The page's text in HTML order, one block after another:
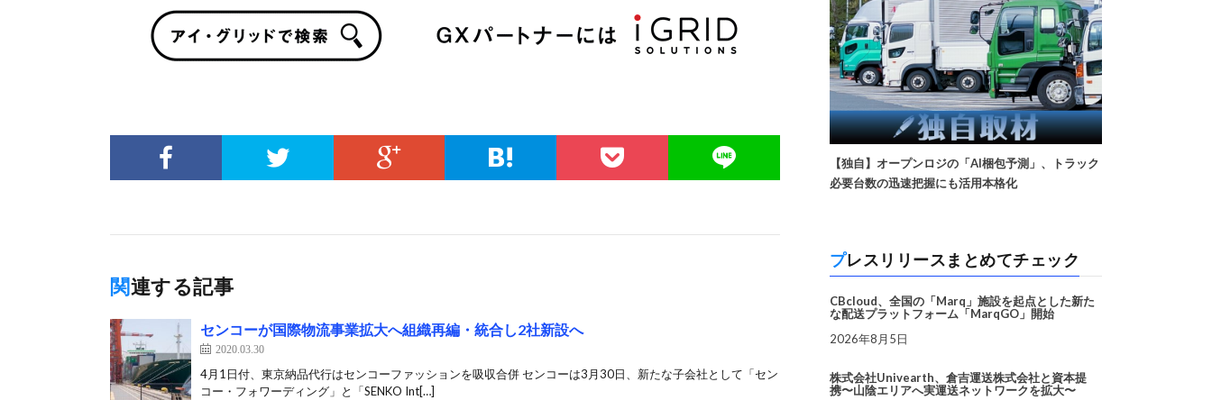
関連する記事
センコーが国際物流事業拡大へ組織再編・統合し2社新設へ
2020.03.30
4月1日付、東京納品代行はセンコーファッションを吸収合併 センコーは3月30日、新たな子会社として「セン
コー・フォワーディング」と「SENKO Int[…]
【独自】オープンロジの「AI梱包予測」、トラック
必要台数の迅速把握にも活用本格化
プレスリリースまとめてチェック
CBcloud、全国の「Marq」施設を起点とした新た
な配送プラットフォーム「MarqGO」開始
2026年8月5日
株式会社Univearth、倉吉運送株式会社と資本提
携〜山陰エリアへ実運送ネットワークを拡大〜